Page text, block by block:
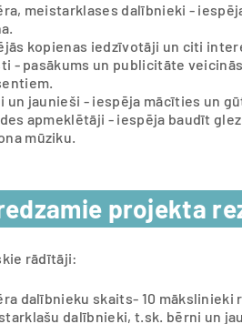
meistarklases dalībnieki -
kopienas iedzīvotāji un citi
- pasākums un publicitāte
un jaunieši - iespēja mācīties un
apmeklētāji - iespēja baudīt
mūziku.
projekta
rādītāji:
dalībnieku skaits- 10
dalībnieki, t.sk. bērni un